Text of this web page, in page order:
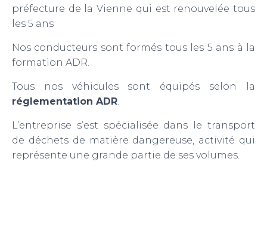
préfecture de la Vienne qui est renouvelée tous
les 5 ans
Nos conducteurs sont formés tous les 5 ans à la
formation ADR.
Tous nos véhicules sont équipés selon la
réglementation ADR
L’entreprise s’est spécialisée dans le transport
de déchets de matière dangereuse, activité qui
représente une grande partie de ses volumes.